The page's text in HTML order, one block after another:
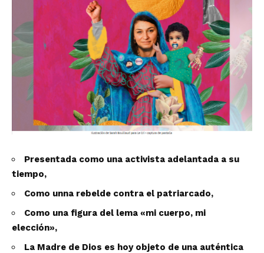
Presentada como una activista adelantada a su
tiempo,
Como unna rebelde contra el patriarcado,
Como una figura del lema «mi cuerpo, mi
elección»,
La Madre de Dios es hoy objeto de una auténtica